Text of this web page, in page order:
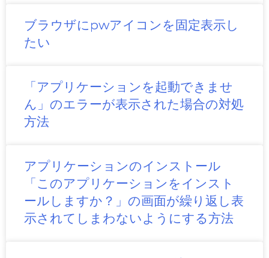
ブラウザにpwアイコンを固定表示し
たい
「アプリケーションを起動できませ
ん」のエラーが表示された場合の対処
方法
アプリケーションのインストール
「このアプリケーションをインスト
ールしますか？」の画面が繰り返し表
示されてしまわないようにする方法